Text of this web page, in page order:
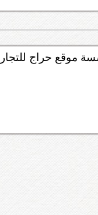
موقع حراج